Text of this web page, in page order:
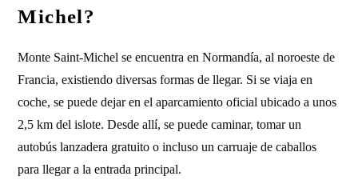
Michel?
Monte Saint-Michel se encuentra en Normandía, al noroeste de
Francia, existiendo diversas formas de llegar. Si se viaja en
coche, se puede dejar en el aparcamiento oficial ubicado a unos
2,5 km del islote. Desde allí, se puede caminar, tomar un
autobús lanzadera gratuito o incluso un carruaje de caballos
para llegar a la entrada principal.